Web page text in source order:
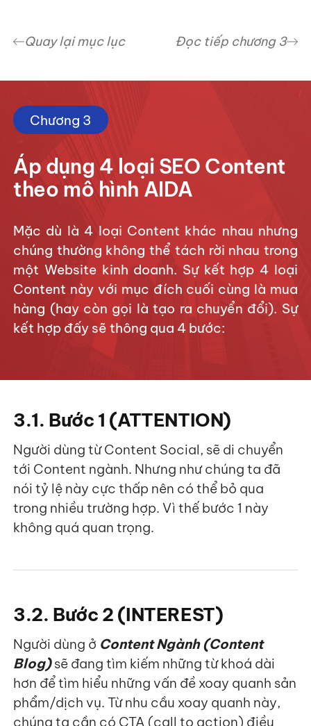
Quay lại mục lục Đọc tiếp chương 3
Chương 3
Áp dụng 4 loại SEO Content
theo mô hình AIDA
Mặc dù là 4 loại Content khác nhau nhưng
chúng thường không thể tách rời nhau trong
một Website kinh doanh. Sự kết hợp 4 loại
Content này với mục đích cuối cùng là mua
hàng (hay còn gọi là tạo ra chuyển đổi). Sự
kết hợp đấy sẽ thông qua 4 bước:
3.1. Bước 1 (ATTENTION)
Người dùng từ Content Social, sẽ di chuyển
tới Content ngành. Nhưng như chúng ta đã
nói tỷ lệ này cực thấp nên có thể bỏ qua
trong nhiều trường hợp. Vì thế bước 1 này
không quá quan trọng.
3.2. Bước 2 (INTEREST)
Người dùng ở Content Ngành (Content
Blog)sẽ đang tìm kiếm những từ khoá dài
hơn để tìm hiểu những vấn đề xoay quanh sản
phẩm/dịch vụ. Từ nhu cầu xoay quanh này,
chúng ta cần có CTA (call to action) điều